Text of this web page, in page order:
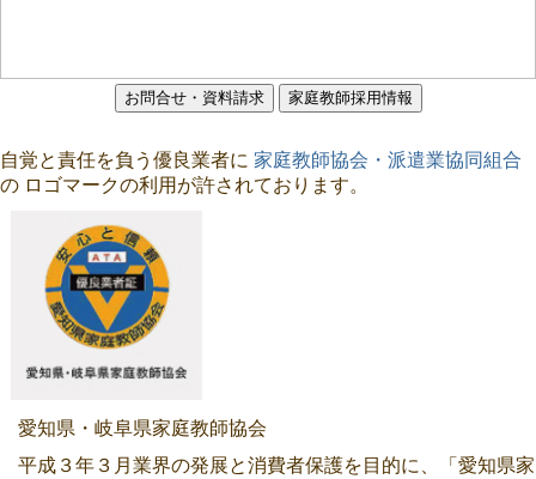
お問合せ・資料請求 家庭教師採用情報
自覚と責任を負う優良業者に 家庭教師協会・派遣業協同組合
の ロゴマークの利用が許されております。
愛知県・岐阜県家庭教師協会
平成３年３月業界の発展と消費者保護を目的に、「愛知県家